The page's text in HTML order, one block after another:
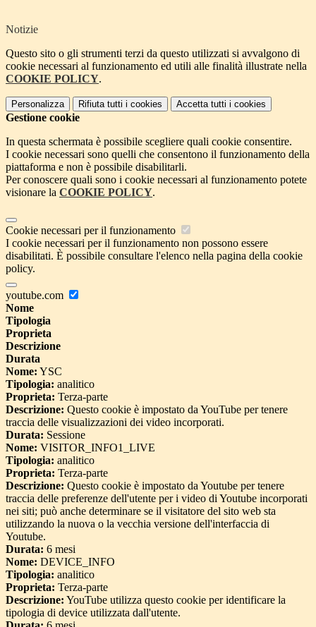
Notizie
Questo sito o gli strumenti terzi da questo utilizzati si avvalgono di
cookie necessari al funzionamento ed utili alle finalità illustrate nella
COOKIE POLICY.
Personalizza Rifiuta tutti i cookies Accetta tutti i cookies
Gestione cookie
In questa schermata è possibile scegliere quali cookie consentire.
I cookie necessari sono quelli che consentono il funzionamento della
piattaforma e non è possibile disabilitarli.
Per conoscere quali sono i cookie necessari al funzionamento potete
visionare la COOKIE POLICY.
Cookie necessari per il funzionamento
I cookie necessari per il funzionamento non possono essere
disabilitati. È possibile consultare l'elenco nella pagina della cookie
policy.
youtube.com
Nome
Tipologia
Proprieta
Descrizione
Durata
Nome: YSC
Tipologia: analitico
Proprieta: Terza-parte
Descrizione: Questo cookie è impostato da YouTube per tenere
traccia delle visualizzazioni dei video incorporati.
Durata: Sessione
Nome: VISITOR_INFO1_LIVE
Tipologia: analitico
Proprieta: Terza-parte
Descrizione: Questo cookie è impostato da Youtube per tenere
traccia delle preferenze dell'utente per i video di Youtube incorporati
nei siti; può anche determinare se il visitatore del sito web sta
utilizzando la nuova o la vecchia versione dell'interfaccia di
Youtube.
Durata: 6 mesi
Nome: DEVICE_INFO
Tipologia: analitico
Proprieta: Terza-parte
Descrizione: YouTube utilizza questo cookie per identificare la
tipologia di device utilizzata dall'utente.